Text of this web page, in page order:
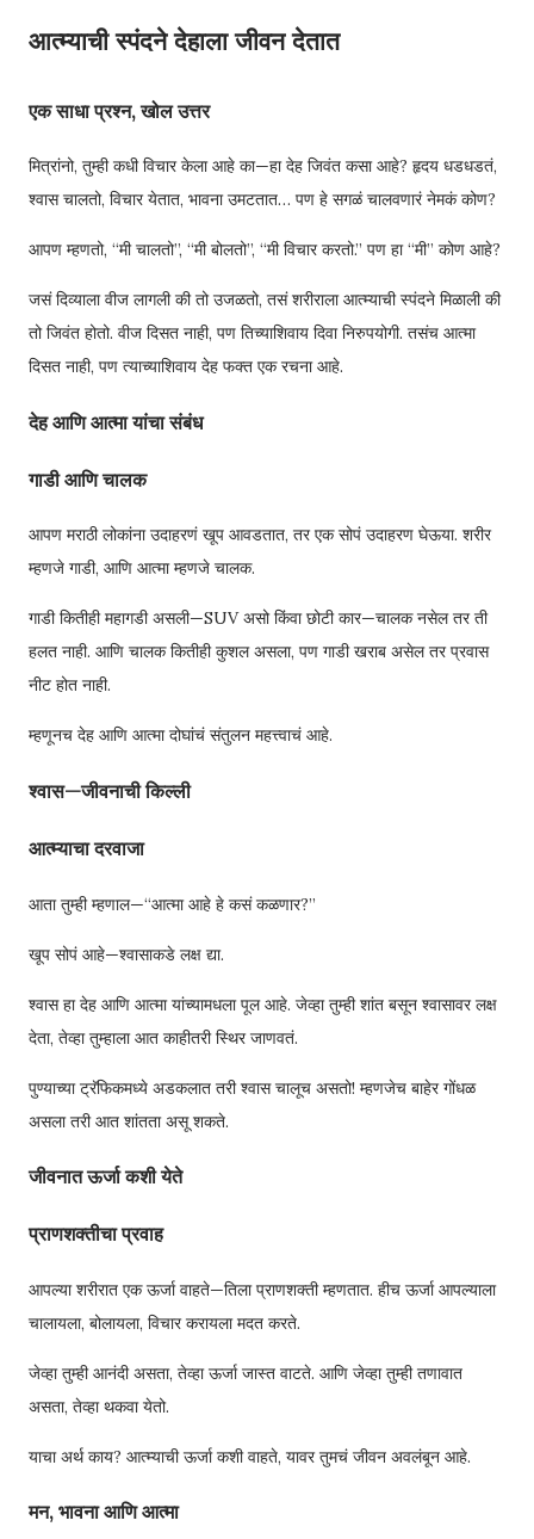
आत्म्याची स्पंदने देहाला जीवन देतात
एक साधा प्रश्न, खोल उत्तर
मित्रांनो, तुम्ही कधी विचार केला आहे का—हा देह जिवंत कसा आहे? हृदय धडधडतं,
श्वास चालतो, विचार येतात, भावना उमटतात… पण हे सगळं चालवणारं नेमकं कोण?
आपण म्हणतो, “मी चालतो”, “मी बोलतो”, “मी विचार करतो.” पण हा “मी” कोण आहे?
जसं दिव्याला वीज लागली की तो उजळतो, तसं शरीराला आत्म्याची स्पंदने मिळाली की
तो जिवंत होतो. वीज दिसत नाही, पण तिच्याशिवाय दिवा निरुपयोगी. तसंच आत्मा
दिसत नाही, पण त्याच्याशिवाय देह फक्त एक रचना आहे.
देह आणि आत्मा यांचा संबंध
गाडी आणि चालक
आपण मराठी लोकांना उदाहरणं खूप आवडतात, तर एक सोपं उदाहरण घेऊया. शरीर
म्हणजे गाडी, आणि आत्मा म्हणजे चालक.
गाडी कितीही महागडी असली—SUV असो किंवा छोटी कार—चालक नसेल तर ती
हलत नाही. आणि चालक कितीही कुशल असला, पण गाडी खराब असेल तर प्रवास
नीट होत नाही.
म्हणूनच देह आणि आत्मा दोघांचं संतुलन महत्त्वाचं आहे.
श्वास—जीवनाची किल्ली
आत्म्याचा दरवाजा
आता तुम्ही म्हणाल—“आत्मा आहे हे कसं कळणार?”
खूप सोपं आहे—श्वासाकडे लक्ष द्या.
श्वास हा देह आणि आत्मा यांच्यामधला पूल आहे. जेव्हा तुम्ही शांत बसून श्वासावर लक्ष
देता, तेव्हा तुम्हाला आत काहीतरी स्थिर जाणवतं.
पुण्याच्या ट्रॅफिकमध्ये अडकलात तरी श्वास चालूच असतो! म्हणजेच बाहेर गोंधळ
असला तरी आत शांतता असू शकते.
जीवनात ऊर्जा कशी येते
प्राणशक्तीचा प्रवाह
आपल्या शरीरात एक ऊर्जा वाहते—तिला प्राणशक्ती म्हणतात. हीच ऊर्जा आपल्याला
चालायला, बोलायला, विचार करायला मदत करते.
जेव्हा तुम्ही आनंदी असता, तेव्हा ऊर्जा जास्त वाटते. आणि जेव्हा तुम्ही तणावात
असता, तेव्हा थकवा येतो.
याचा अर्थ काय? आत्म्याची ऊर्जा कशी वाहते, यावर तुमचं जीवन अवलंबून आहे.
मन, भावना आणि आत्मा